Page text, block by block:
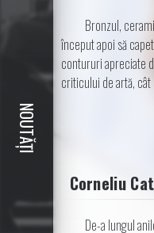
NOUTĂȚI
Bronzul,
început apoi să
contururi apreciate
criticului de artă,
Corneliu
De-a lungul